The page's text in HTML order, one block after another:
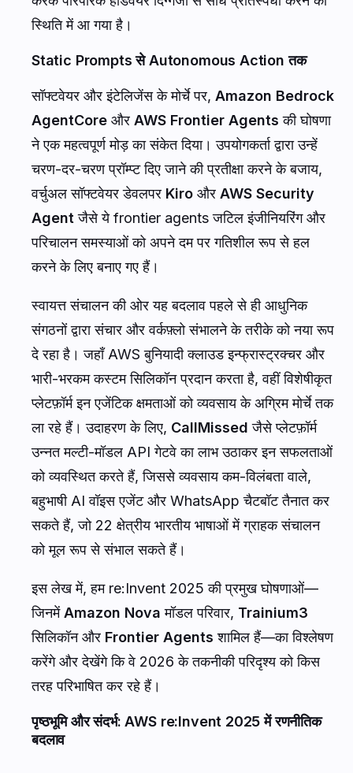
स्थिति में आ गया है।
Static Prompts से Autonomous Action तक
सॉफ्टवेयर और इंटेलिजेंस के मोर्चे पर, Amazon Bedrock
AgentCore और AWS Frontier Agents की घोषणा
ने एक महत्वपूर्ण मोड़ का संकेत दिया। उपयोगकर्ता द्वारा उन्हें
चरण-दर-चरण प्रॉम्प्ट दिए जाने की प्रतीक्षा करने के बजाय,
वर्चुअल सॉफ्टवेयर डेवलपर Kiro और AWS Security
Agent जैसे ये frontier agents जटिल इंजीनियरिंग और
परिचालन समस्याओं को अपने दम पर गतिशील रूप से हल
करने के लिए बनाए गए हैं।
स्वायत्त संचालन की ओर यह बदलाव पहले से ही आधुनिक
संगठनों द्वारा संचार और वर्कफ़्लो संभालने के तरीके को नया रूप
दे रहा है। जहाँ AWS बुनियादी क्लाउड इन्फ्रास्ट्रक्चर और
भारी-भरकम कस्टम सिलिकॉन प्रदान करता है, वहीं विशेषीकृत
प्लेटफ़ॉर्म इन एजेंटिक क्षमताओं को व्यवसाय के अग्रिम मोर्चे तक
ला रहे हैं। उदाहरण के लिए, CallMissed जैसे प्लेटफ़ॉर्म
उन्नत मल्टी-मॉडल API गेटवे का लाभ उठाकर इन सफलताओं
को व्यवस्थित करते हैं, जिससे व्यवसाय कम-विलंबता वाले,
बहुभाषी AI वॉइस एजेंट और WhatsApp चैटबॉट तैनात कर
सकते हैं, जो 22 क्षेत्रीय भारतीय भाषाओं में ग्राहक संचालन
को मूल रूप से संभाल सकते हैं।
इस लेख में, हम re:Invent 2025 की प्रमुख घोषणाओं—
जिनमेंAmazon Nova मॉडल परिवार, Trainium3
सिलिकॉन और Frontier Agents शामिल हैं—का विश्लेषण
करेंगे और देखेंगे कि वे 2026 के तकनीकी परिदृश्य को किस
तरह परिभाषित कर रहे हैं।
पृष्ठभूमि और संदर्भ: AWS re:Invent 2025 में रणनीतिक
बदलाव